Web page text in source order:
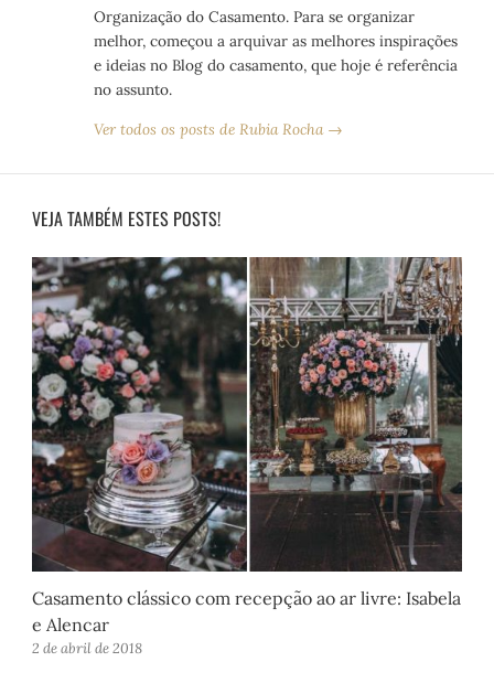
Organização do Casamento. Para se organizar
melhor, começou a arquivar as melhores inspirações
e ideias no Blog do casamento, que hoje é referência
no assunto.
Ver todos os posts de Rubia Rocha →
VEJA TAMBÉM ESTES POSTS!
Casamento clássico com recepção ao ar livre: Isabela
e Alencar
2 de abril de 2018